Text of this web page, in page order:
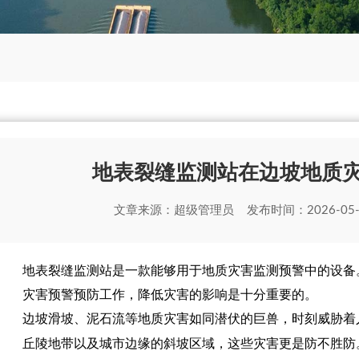
地表裂缝监测站在边坡地质
文章来源： 超级管理员 发布时间：2026-
地表裂缝监测站是一款能够用于地质灾害监测预警中的设
灾害预警预防工作，降低灾害的影响是十分重要的。
边坡滑坡、泥石流等地质灾害如同潜伏的巨兽，时刻威胁
丘陵地带以及城市边缘的斜坡区域，这些灾害更是防不胜防